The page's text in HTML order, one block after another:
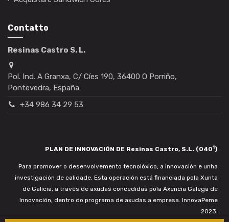
Contatto
Resinas Castro S. L.
Pol. Ind. A Granxa, C/ Cíes 190, 36400 O Porriño,
Pontevedra, España
+34 986 34 29 53
PLAN DE INNOVACIÓN DE Resinas Castro, S.L. (0401)
Para promover o desenvolvemento tecnolóxico, a innovación e unha
investigación de calidade. Esta operación está financiada pola Xunta
de Galicia, a través de axudas concedidas pola Axencia Galega de
Innovación, dentro do programa de axudas a empresa. InnovaPeme
2023.